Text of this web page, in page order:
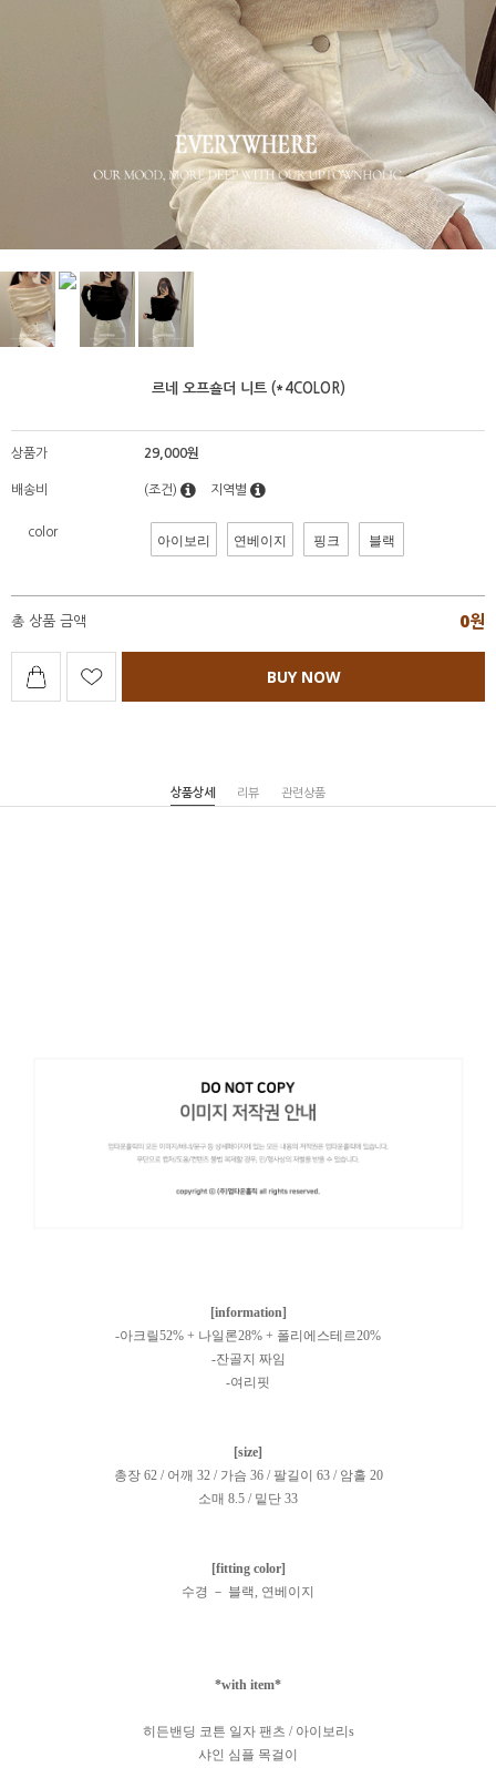
르네 오프숄더 니트 (*4COLOR)
상품가 29,000원
배송비 (조건) 지역별
color 아이보리 연베이지 핑크 블랙
총 상품 금액 0원
BUY NOW
상품상세 리뷰 관련상품
[information]
-아크릴52% + 나일론28% + 폴리에스테르20%
-잔골지 짜임
-여리핏
[size]
총장 62 / 어깨 32 / 가슴 36 / 팔길이 63 / 암홀 20
소매 8.5 / 밑단 33
[fitting color]
수경 － 블랙, 연베이지
*with item*
히든밴딩 코튼 일자 팬츠 / 아이보리s
샤인 심플 목걸이